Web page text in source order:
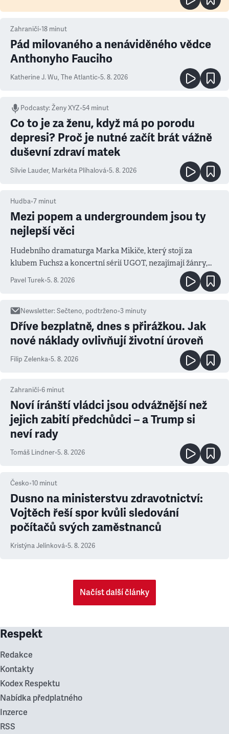
Zahraničí•18 minut
Pád milovaného a nenáviděného vědce
Anthonyho Fauciho
Katherine J. Wu, The Atlantic•5. 8. 2026
Podcasty:Ženy XYZ•54 minut
Co to je za ženu, když má po porodu
depresi? Proč je nutné začít brát vážně
duševní zdraví matek
Silvie Lauder, Markéta Plíhalová•5. 8. 2026
Hudba•7 minut
Mezi popem a undergroundem jsou ty
nejlepší věci
Hudebního dramaturga Marka Mikiče, který stojí za
klubem Fuchs2 a koncertní sérií UGOT, nezajímají žánry,
ale atmosféra
Pavel Turek•5. 8. 2026
Newsletter:Sečteno, podtrženo•3 minuty
Dříve bezplatně, dnes s přirážkou. Jak
nové náklady ovlivňují životní úroveň
Filip Zelenka•5. 8. 2026
Zahraničí•6 minut
Noví íránští vládci jsou odvážnější než
jejich zabití předchůdci – a Trump si
neví rady
Tomáš Lindner•5. 8. 2026
Česko•10 minut
Dusno na ministerstvu zdravotnictví:
Vojtěch řeší spor kvůli sledování
počítačů svých zaměstnanců
Kristýna Jelínková•5. 8. 2026
Načíst další články
Respekt
Redakce
Kontakty
Kodex Respektu
Nabídka předplatného
Inzerce
RSS